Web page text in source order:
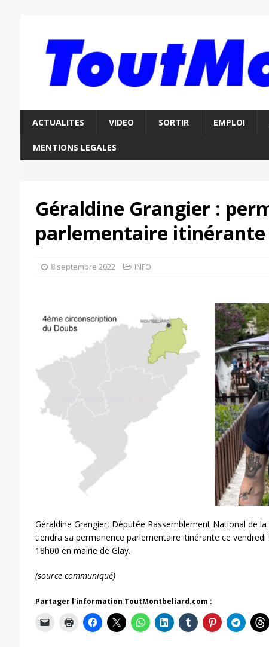
ACTUALITES VIDEO SORTIR EMPLOI
MENTIONS LEGALES
Géraldine Grangier :
parlementaire itinérante
8 septembre 2022 INFO
Géraldine Grangier, Députée Rassemblement National de
tiendra sa permanence parlementaire itinérante ce
18h00 en mairie de Glay.
(source communiqué)
Partager l'information ToutMontbeliard.com :